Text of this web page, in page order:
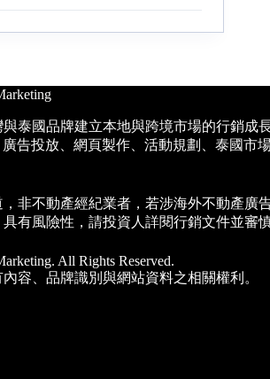
泰國品牌建立本地與跨境市場的行銷成
廣告投放、網頁製作、活動規劃、泰國市
非不動產經紀業者，若涉海外不動產廣
有風險性，請投資人詳閱行銷文件並審
All Rights Reserved.
容、品牌識別與網站資料之相關權利。